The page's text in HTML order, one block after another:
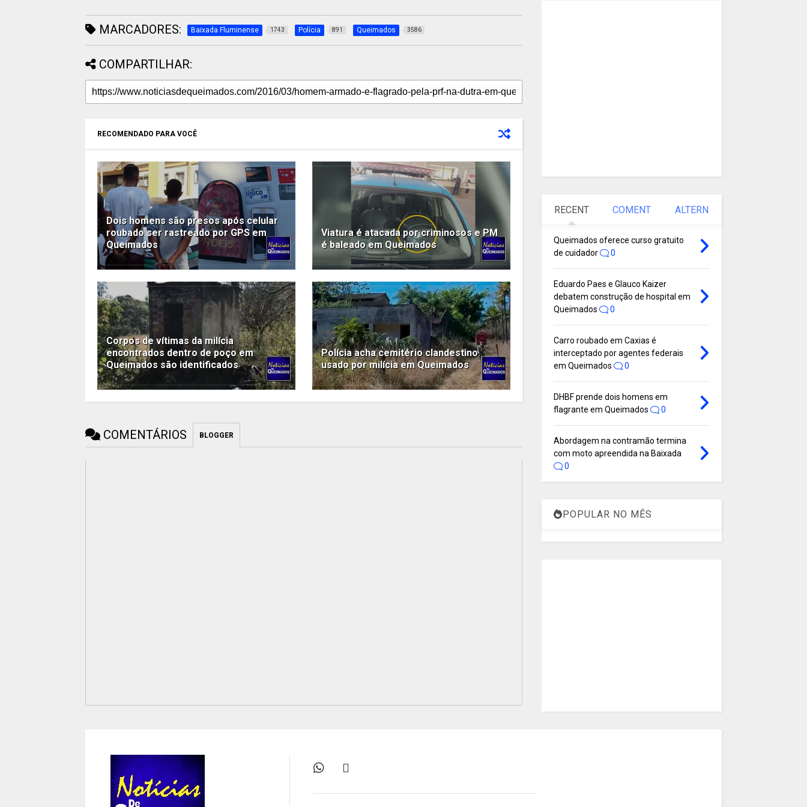
MARCADORES: Baixada Fluminense 1743 Polícia 891 Queimados 3586
COMPARTILHAR:
RECOMENDADO PARA VOCÊ
Dois homens são presos após celular
roubado ser rastreado por GPS em
Queimados
Viatura é atacada por criminosos e PM
é baleado em Queimados
Corpos de vítimas da milícia
encontrados dentro de poço em
Queimados são identificados
Polícia acha cemitério clandestino
usado por milícia em Queimados
COMENTÁRIOS BLOGGER
RECENT COMENT ALTERN
Queimados oferece curso gratuito
de cuidador
0
Eduardo Paes e Glauco Kaizer
debatem construção de hospital em
Queimados
0
Carro roubado em Caxias é
interceptado por agentes federais
em Queimados
0
DHBF prende dois homens em
flagrante em Queimados
0
Abordagem na contramão termina
com moto apreendida na Baixada
0
POPULAR NO MÊS